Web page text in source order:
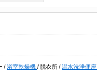
/浴室乾燥機 / 脱衣所 /温水洗浄便座